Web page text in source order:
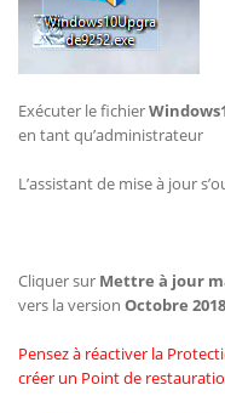
Exécuter le fichier
en tant qu’administrateur
L’assistant de mise à jour
Cliquer sur Mettre à jour
vers la version Octobre
Pensez à réactiver la
créer un Point de